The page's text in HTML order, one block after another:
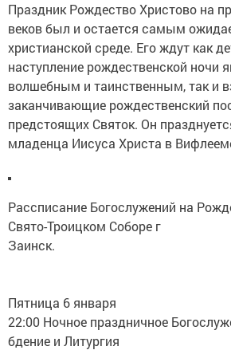
Праздник Рождество Христово на
веков был и остается самым
христианской среде. Его ждут как
наступление рождественской ночи
волшебным и таинственным, так и
заканчивающие рождественский
предстоящих Святок. Он
младенца Иисуса Христа в
Рассписание Богослужений на
Свято-Троицком Соборе г
Заинск.
Пятница 6 января
22:00 Ночное праздничное
бдение и Литургия